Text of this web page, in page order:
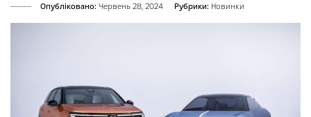
Опубліковано: Червень 28, 2024 Рубрики: Новинки